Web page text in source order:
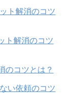
ト解消のコツ
ト解消のコツ
のコツとは？
い依頼のコツ